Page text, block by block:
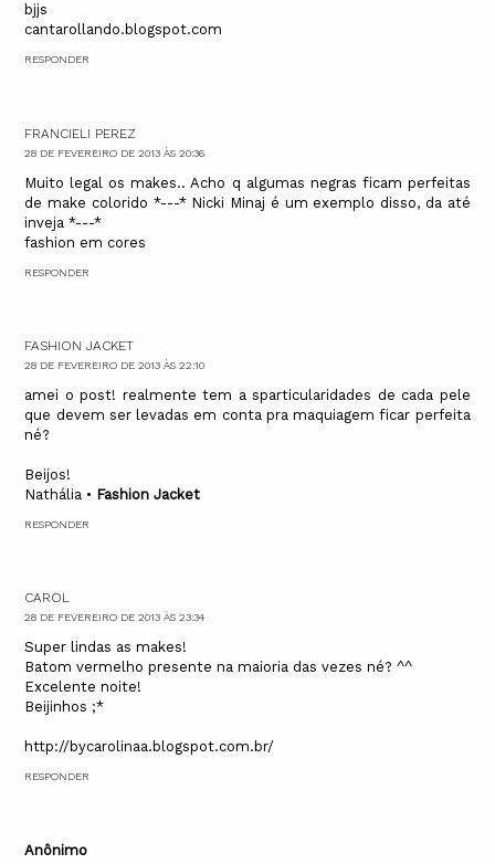
bjjs
cantarollando.blogspot.com
RESPONDER
FRANCIELI PEREZ
28 DE FEVEREIRO DE 2013 ÀS 20:36
Muito legal os makes.. Acho q algumas negras ficam perfeitas
de make colorido *---* Nicki Minaj é um exemplo disso, da até
inveja *---*
fashion em cores
RESPONDER
FASHION JACKET
28 DE FEVEREIRO DE 2013 ÀS 22:10
amei o post! realmente tem a sparticularidades de cada pele
que devem ser levadas em conta pra maquiagem ficar perfeita
né?
Beijos!
Nathália • Fashion Jacket
RESPONDER
CAROL
28 DE FEVEREIRO DE 2013 ÀS 23:34
Super lindas as makes!
Batom vermelho presente na maioria das vezes né? ^^
Excelente noite!
Beijinhos ;*
http://bycarolinaa.blogspot.com.br/
RESPONDER
Anônimo